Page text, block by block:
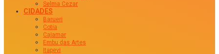
Selma Cezar
CIDADES
Barueri
Cotia
Cajamar
Embu das Artes
Itapevi